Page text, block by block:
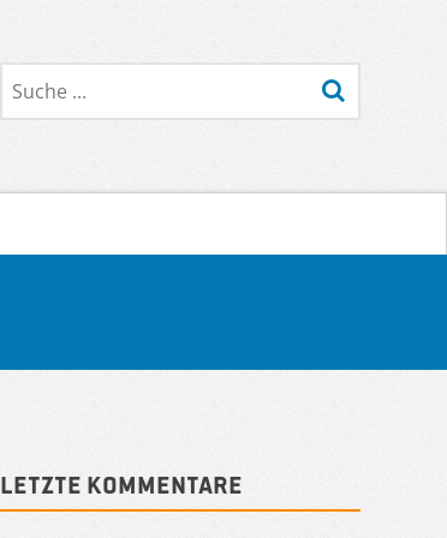
Suche
Letzte Kommentare